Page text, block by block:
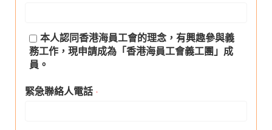
本人認同香港海員工會的理念，有興趣參與義
務工作，現申請成為「香港海員工會義工團」成
員。
緊急聯絡人電話 *